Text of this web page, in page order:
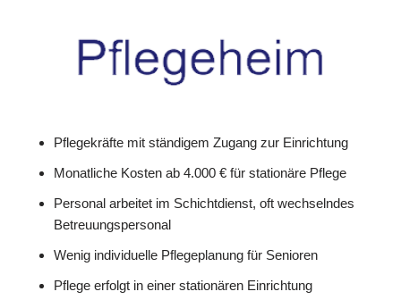
Pflegekräfte mit ständigem Zugang zur Einrichtung
Monatliche Kosten ab 4.000 € für stationäre Pflege
Personal arbeitet im Schichtdienst, oft wechselndes
Betreuungspersonal
Wenig individuelle Pflegeplanung für Senioren
Pflege erfolgt in einer stationären Einrichtung